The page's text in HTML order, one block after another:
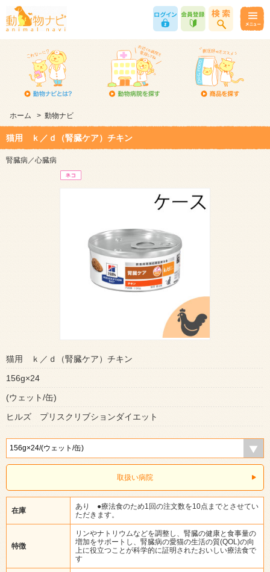
ホーム > 動物ナビ
猫用 ｋ／ｄ（腎臓ケア）チキン
腎臓病／心臓病
猫用 ｋ／ｄ（腎臓ケア）チキン
156g×24
(ウェット/缶)
ヒルズ プリスクリブションダイエット
取扱い病院
在庫
あり ●療法食のため1回の注文数を10点までとさせてい
ただきます。
特徴
リンやナトリウムなどを調整し、腎臓の健康と食事量の
増加をサポートし、腎臓病の愛猫の生活の質(QOL)の向
上に役立つことが科学的に証明されたおいしい療法食で
す